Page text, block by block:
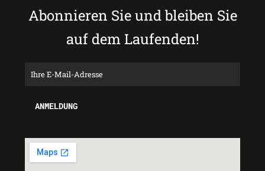
Abonnieren Sie und bleiben Sie
auf dem Laufenden!